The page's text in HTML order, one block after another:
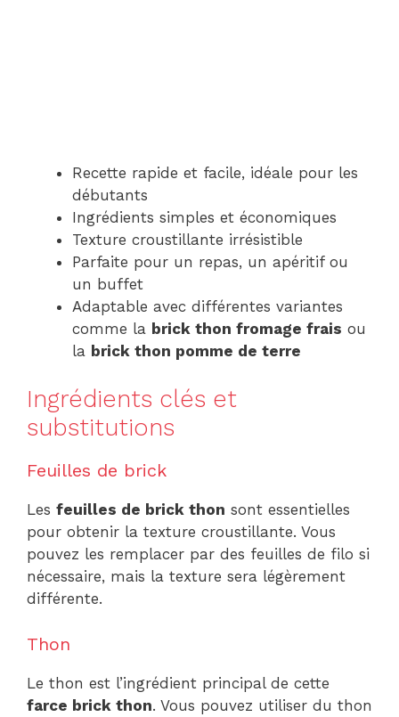
Recette rapide et facile, idéale pour les
débutants
Ingrédients simples et économiques
Texture croustillante irrésistible
Parfaite pour un repas, un apéritif ou
un buffet
Adaptable avec différentes variantes
comme la brick thon fromage frais ou
la brick thon pomme de terre
Ingrédients clés et
substitutions
Feuilles de brick
Les feuilles de brick thon sont essentielles
pour obtenir la texture croustillante. Vous
pouvez les remplacer par des feuilles de filo si
nécessaire, mais la texture sera légèrement
différente.
Thon
Le thon est l’ingrédient principal de cette
farce brick thon. Vous pouvez utiliser du thon